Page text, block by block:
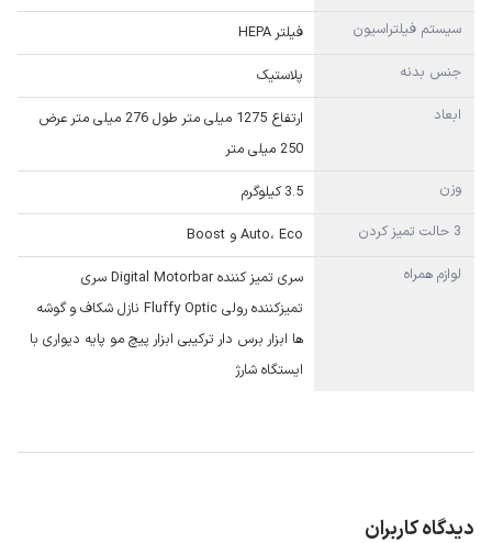
سیستم فیلتراسیون
فیلتر HEPA
جنس بدنه
پلاستیک
ابعاد
ارتفاع 1275 میلی متر طول 276 میلی متر عرض
250 میلی متر
وزن
3.5 کیلوگرم
3 حالت تمیز کردن
Auto، Eco و Boost
لوازم همراه
سری تمیز کننده Digital Motorbar سری
تمیزکننده رولی Fluffy Optic نازل شکاف و گوشه
ها ابزار برس دار ترکیبی ابزار پیچ مو پایه دیواری با
ایستگاه شارژ
دیدگاه کاربران